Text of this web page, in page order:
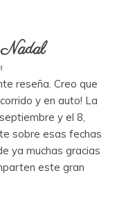
Nadal
reseña. Creo que
y en auto! La
y el 8,
sobre esas fechas
ya muchas gracias
este gran